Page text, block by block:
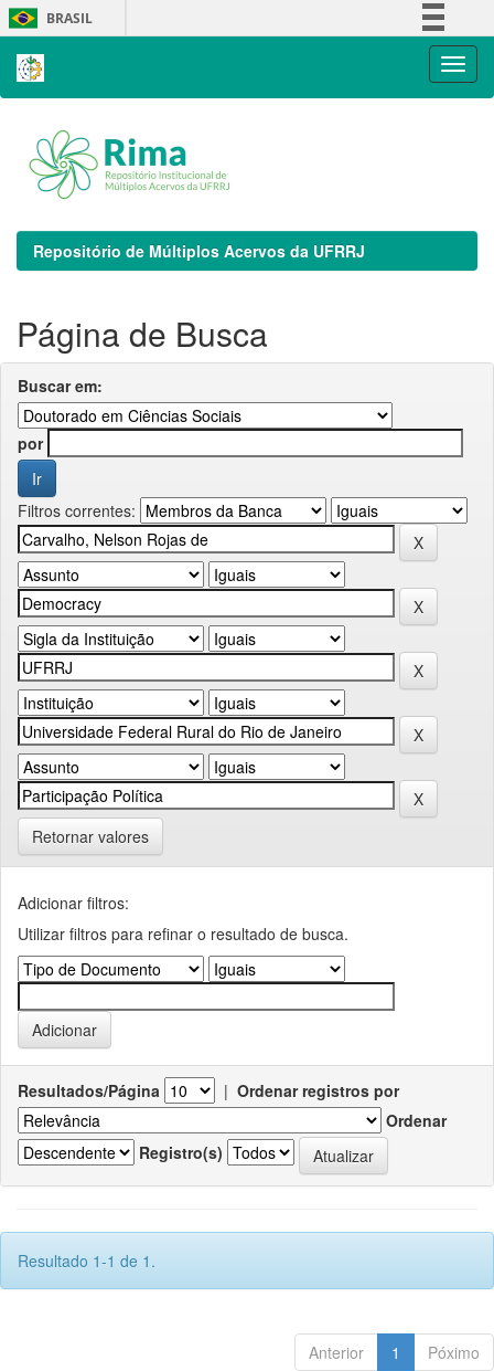
Skip
navigation
BRASIL
Repositório de Múltiplos Acervos da UFRRJ
Página de Busca
Buscar em:
por
Filtros correntes:
Retornar valores
Adicionar filtros:
Utilizar filtros para refinar o resultado de busca.
Resultados/Página | Ordenar registros por
Ordenar
Registro(s)
Resultado 1-1 de 1.
Anterior 1 Póximo